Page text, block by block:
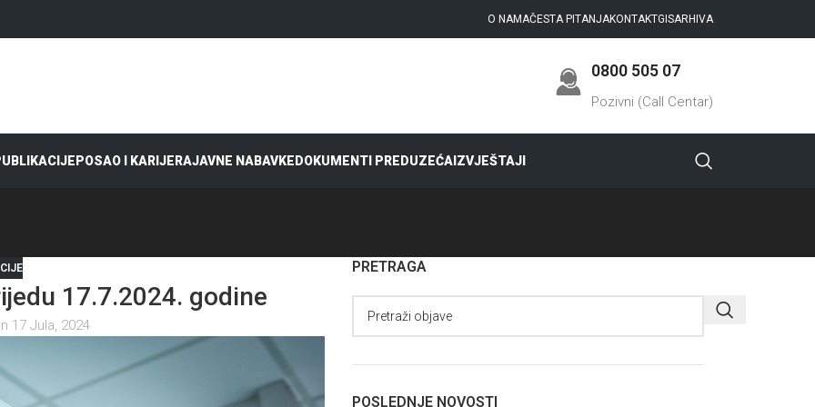
O NAMAČESTA PITANJAKONTAKTGISARHIVA
0800 505 07
Pozivni (Call Centar)
POSAO I KARIJERAJAVNE NABAVKEDOKUMENTI PREDUZEĆAIZVJEŠTAJI
17.7.2024. godine
17 Jula, 2024
PRETRAGA
POSLEDNJE NOVOSTI